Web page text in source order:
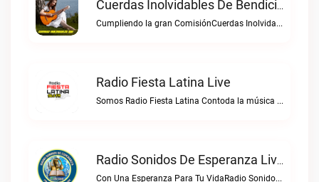
Cuerdas Inolvidables De Bendicion Live
Cumpliendo la gran ComisiónCuerdas Inolvidables de Bendicion live
Radio Fiesta Latina Live
Somos Radio Fiesta Latina Contoda la música De Todos Los Géneros. 98 .0 FMRadio Fiesta Latina live
Radio Sonidos De Esperanza Live
Con Una Esperanza Para Tu VidaRadio Sonidos De Esperanza live